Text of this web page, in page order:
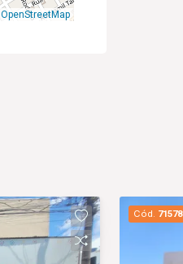
OpenStreetMap
Cód. 71578